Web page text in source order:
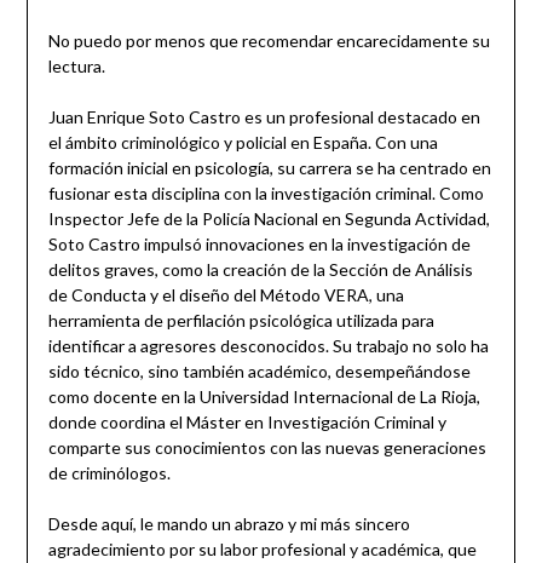
No puedo por menos que recomendar encarecidamente su
lectura.
Juan Enrique Soto Castro es un profesional destacado en
el ámbito criminológico y policial en España. Con una
formación inicial en psicología, su carrera se ha centrado en
fusionar esta disciplina con la investigación criminal. Como
Inspector Jefe de la Policía Nacional en Segunda Actividad,
Soto Castro impulsó innovaciones en la investigación de
delitos graves, como la creación de la Sección de Análisis
de Conducta y el diseño del Método VERA, una
herramienta de perfilación psicológica utilizada para
identificar a agresores desconocidos. Su trabajo no solo ha
sido técnico, sino también académico, desempeñándose
como docente en la Universidad Internacional de La Rioja,
donde coordina el Máster en Investigación Criminal y
comparte sus conocimientos con las nuevas generaciones
de criminólogos.
Desde aquí, le mando un abrazo y mi más sincero
agradecimiento por su labor profesional y académica, que